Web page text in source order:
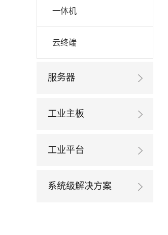
一体机
云终端
服务器
工业主板
工业平台
系统级解决方案